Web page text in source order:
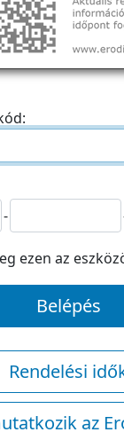
-
ezen az
Belépés
Rendelési
az